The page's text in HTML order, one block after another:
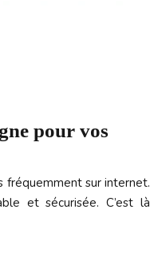
pour vos
fréquemment sur internet.
et sécurisée. C’est là